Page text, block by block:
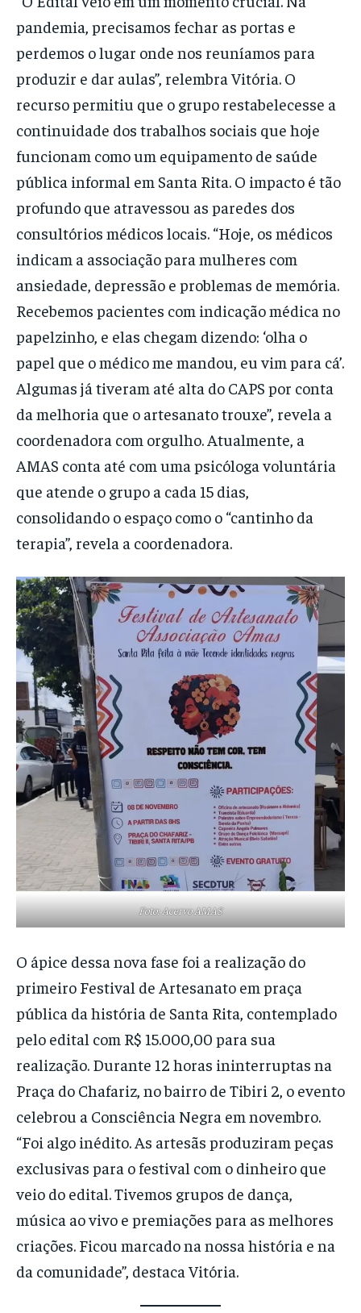
pandemia, precisamos fechar as portas e
perdemos o lugar onde nos reuníamos para
produzir e dar aulas”, relembra Vitória. O
recurso permitiu que o grupo restabelecesse a
continuidade dos trabalhos sociais que hoje
funcionam como um equipamento de saúde
pública informal em Santa Rita. O impacto é tão
profundo que atravessou as paredes dos
consultórios médicos locais. “Hoje, os médicos
indicam a associação para mulheres com
ansiedade, depressão e problemas de memória.
Recebemos pacientes com indicação médica no
papelzinho, e elas chegam dizendo: ‘olha o
papel que o médico me mandou, eu vim para cá’.
Algumas já tiveram até alta do CAPS por conta
da melhoria que o artesanato trouxe”, revela a
coordenadora com orgulho. Atualmente, a
AMAS conta até com uma psicóloga voluntária
que atende o grupo a cada 15 dias,
consolidando o espaço como o “cantinho da
terapia”, revela a coordenadora.
Foto: Acervo AMAS
O ápice dessa nova fase foi a realização do
primeiro Festival de Artesanato em praça
pública da história de Santa Rita, contemplado
pelo edital com R$ 15.000,00 para sua
realização. Durante 12 horas ininterruptas na
Praça do Chafariz, no bairro de Tibiri 2, o evento
celebrou a Consciência Negra em novembro.
“Foi algo inédito. As artesãs produziram peças
exclusivas para o festival com o dinheiro que
veio do edital. Tivemos grupos de dança,
música ao vivo e premiações para as melhores
criações. Ficou marcado na nossa história e na
da comunidade”, destaca Vitória.